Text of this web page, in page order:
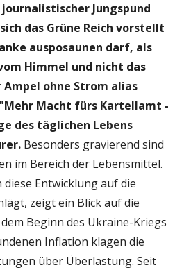
Jungspund
das Grüne Reich vorstellt
ausposaunen darf, als
Himmel und nicht das
ohne Strom alias
Macht fürs Kartellamt -
des täglichen Lebens
Besonders gravierend sind
im Bereich der Lebensmittel.
Entwicklung auf die
zeigt ein Blick auf die
Beginn des Ukraine-Kriegs
Inflation klagen die
über Überlastung. Seit